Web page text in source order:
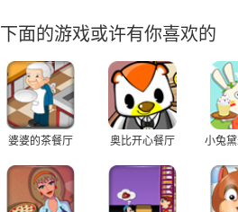
下面的游戏或许有你喜欢的
婆婆的茶餐厅 奥比开心餐厅 小兔黛